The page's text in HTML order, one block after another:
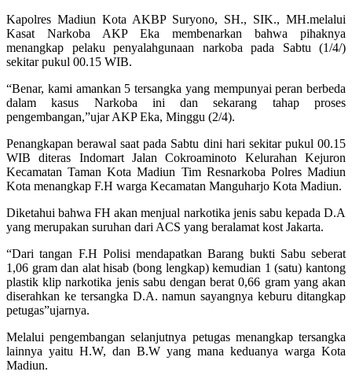
Kapolres Madiun Kota AKBP Suryono, SH., SIK., MH.melalui
Kasat Narkoba AKP Eka membenarkan bahwa pihaknya
menangkap pelaku penyalahgunaan narkoba pada Sabtu (1/4/)
sekitar pukul 00.15 WIB.
“Benar, kami amankan 5 tersangka yang mempunyai peran berbeda
dalam kasus Narkoba ini dan sekarang tahap proses
pengembangan,”ujar AKP Eka, Minggu (2/4).
Penangkapan berawal saat pada Sabtu dini hari sekitar pukul 00.15
WIB diteras Indomart Jalan Cokroaminoto Kelurahan Kejuron
Kecamatan Taman Kota Madiun Tim Resnarkoba Polres Madiun
Kota menangkap F.H warga Kecamatan Manguharjo Kota Madiun.
Diketahui bahwa FH akan menjual narkotika jenis sabu kepada D.A
yang merupakan suruhan dari ACS yang beralamat kost Jakarta.
“Dari tangan F.H Polisi mendapatkan Barang bukti Sabu seberat
1,06 gram dan alat hisab (bong lengkap) kemudian 1 (satu) kantong
plastik klip narkotika jenis sabu dengan berat 0,66 gram yang akan
diserahkan ke tersangka D.A. namun sayangnya keburu ditangkap
petugas”ujarnya.
Melalui pengembangan selanjutnya petugas menangkap tersangka
lainnya yaitu H.W, dan B.W yang mana keduanya warga Kota
Madiun.